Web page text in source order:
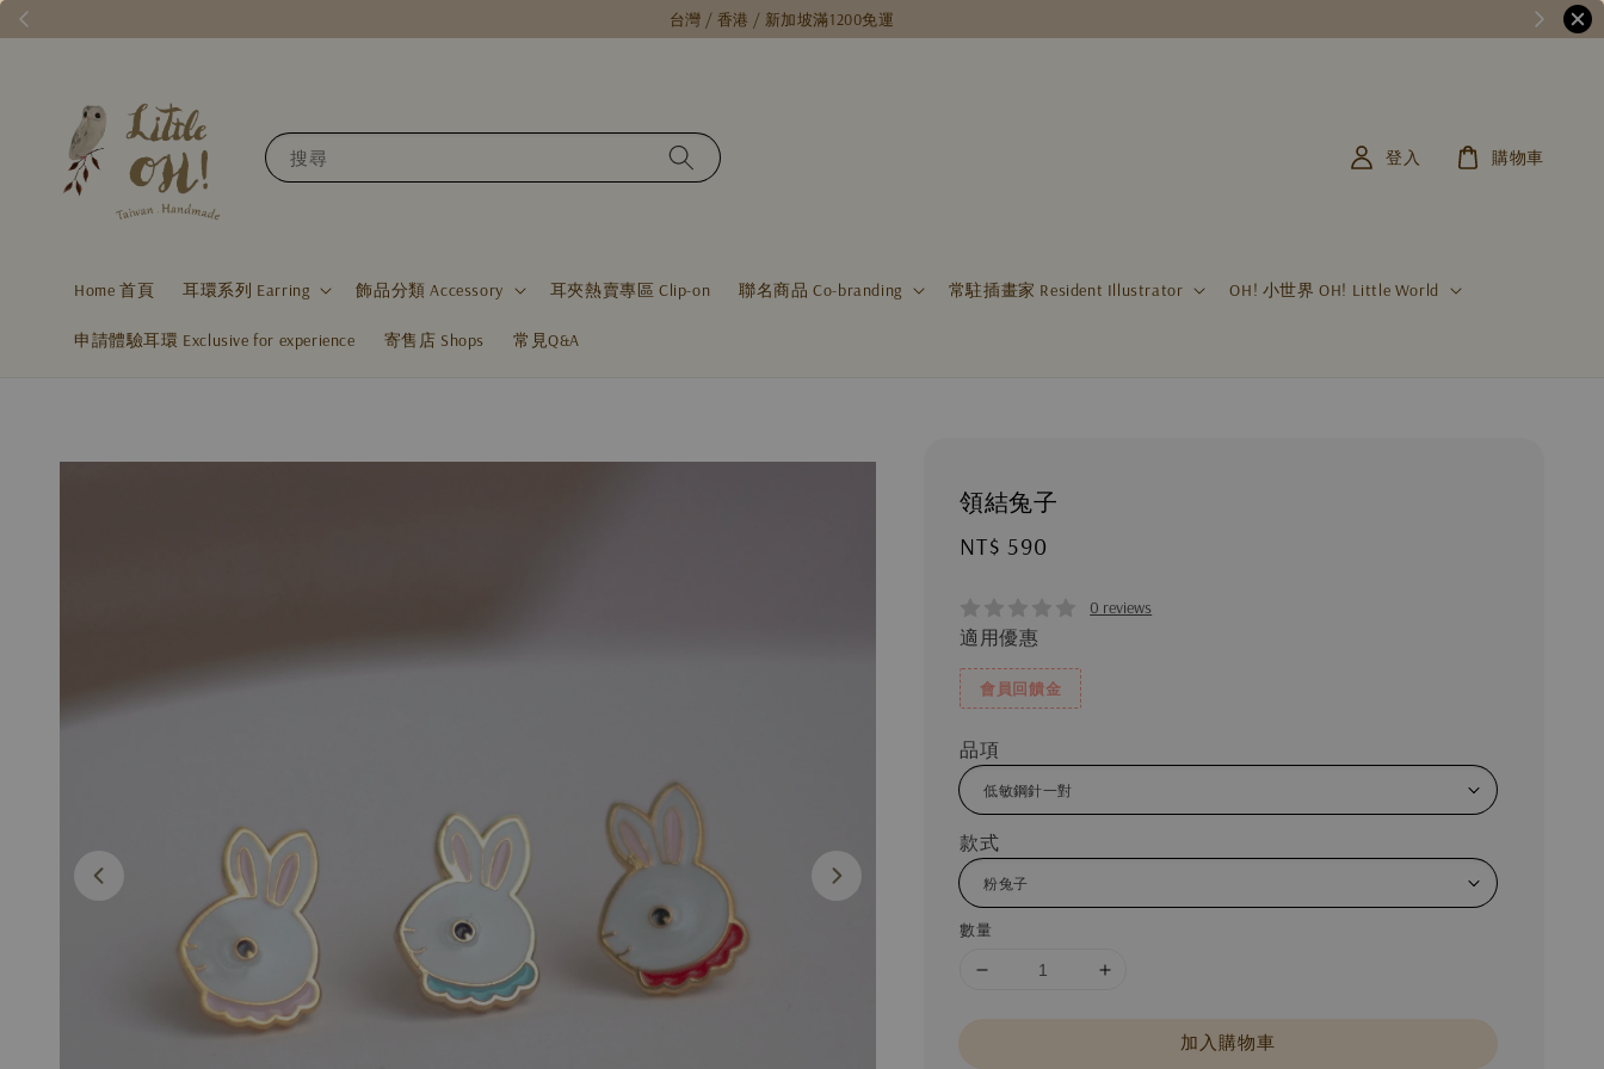
每月15號，小確幸日 // 全館限時免運 //
搜尋
Home 首頁 耳環系列 Earring 飾品分類 Accessory 耳夾熱賣專區 Clip-on 聯名商品 Co-branding 常駐插畫家 Resident Illustrator OH! 小世界 OH! Little World
申請體驗耳環 Exclusive for experience 寄售店 Shops 常見Q&A
登入 購物車
領結兔子
Regular
NT$ 590
0 reviews
適用優惠
會員回饋金
品項
款式
數量
加入購物車